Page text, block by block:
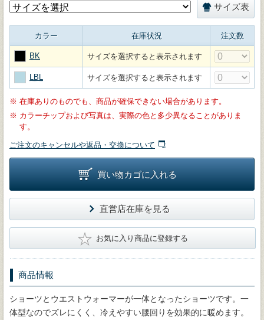
サイズ表
カラー 在庫状況 注文数
BK サイズを選択すると表示されます
LBL サイズを選択すると表示されます
※ 在庫ありのものでも、商品が確保できない場合があります。
※ カラーチップおよび写真は、実際の色と多少異なることがありま
す。
ご注文のキャンセルや返品・交換について
買い物カゴに入れる
直営店在庫を見る
★ お気に入り商品に登録する
商品情報
ショーツとウエストウォーマーが一体となったショーツです。一
体型なのでズレにくく、冷えやすい腰回りを効果的に暖めます。